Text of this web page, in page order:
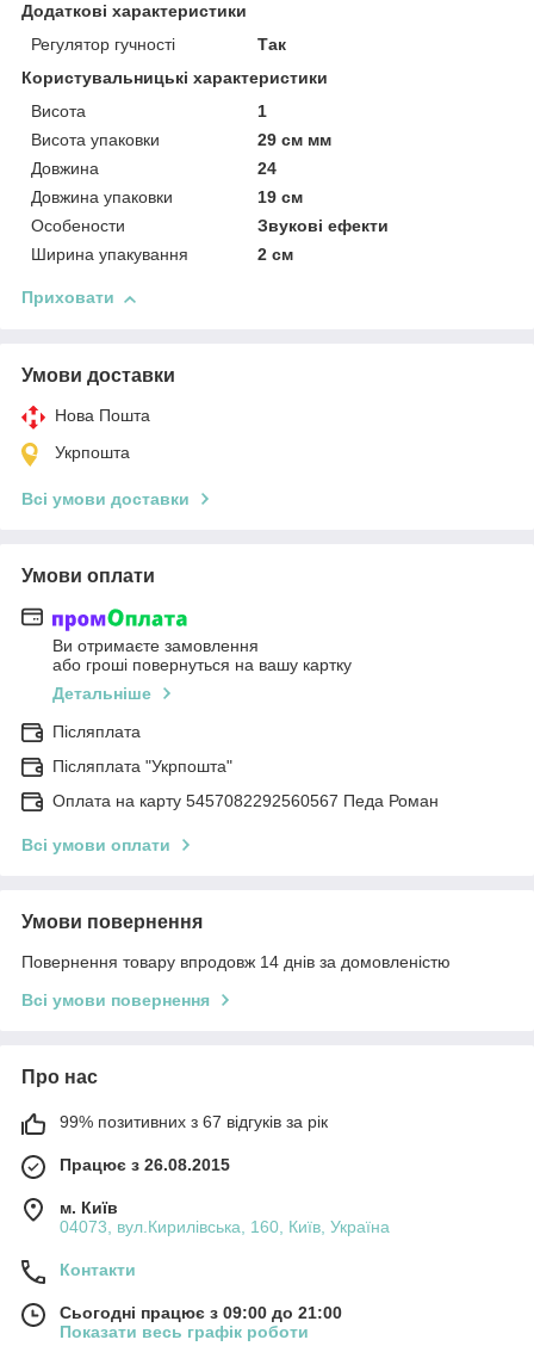
Додаткові характеристики
Регулятор гучності
Так
Користувальницькі характеристики
Висота
1
Висота упаковки
29 см мм
Довжина
24
Довжина упаковки
19 см
Особености
Звукові ефекти
Ширина упакування
2 см
Приховати
Умови доставки
Нова Пошта
Укрпошта
Всі умови доставки
Умови оплати
Ви отримаєте замовлення
або гроші повернуться на вашу картку
Детальніше
Післяплата
Післяплата "Укрпошта"
Оплата на карту 5457082292560567 Педа Роман
Всі умови оплати
Умови повернення
Повернення товару впродовж 14 днів за домовленістю
Всі умови повернення
Про нас
99% позитивних з 67 відгуків за рік
Працює з 26.08.2015
м. Київ
04073, вул.Кирилівська, 160, Київ, Україна
Контакти
Сьогодні працює з 09:00 до 21:00
Показати весь графік роботи